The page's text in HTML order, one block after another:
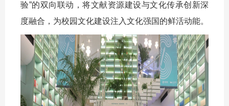
验”的双向联动，将文献资源建设与文化传承创新深
度融合，为校园文化建设注入文化强国的鲜活动能。